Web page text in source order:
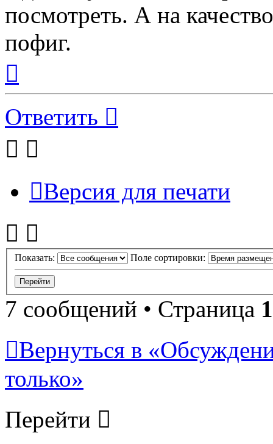
посмотреть. А на
пофиг.
началу
Ответить
Версия для печати
Показать: Поле сортировки:
7 сообщений • Страница 1
Вернуться в
только»
Перейти